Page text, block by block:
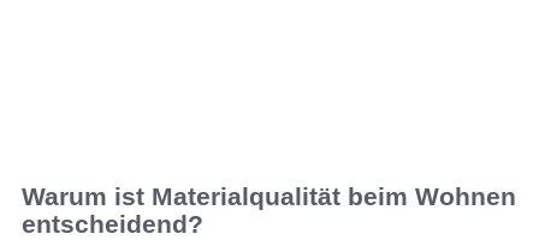
Warum ist Materialqualität beim Wohnen
entscheidend?